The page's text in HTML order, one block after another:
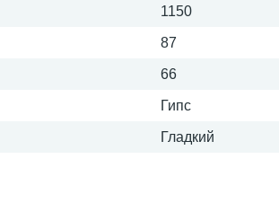
1150
87
66
Гипс
Гладкий